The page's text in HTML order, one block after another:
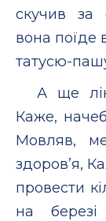
скучив за
вона поїде
татусю-
А ще
Каже,
Мовляв,
здоров’я,
провести
на